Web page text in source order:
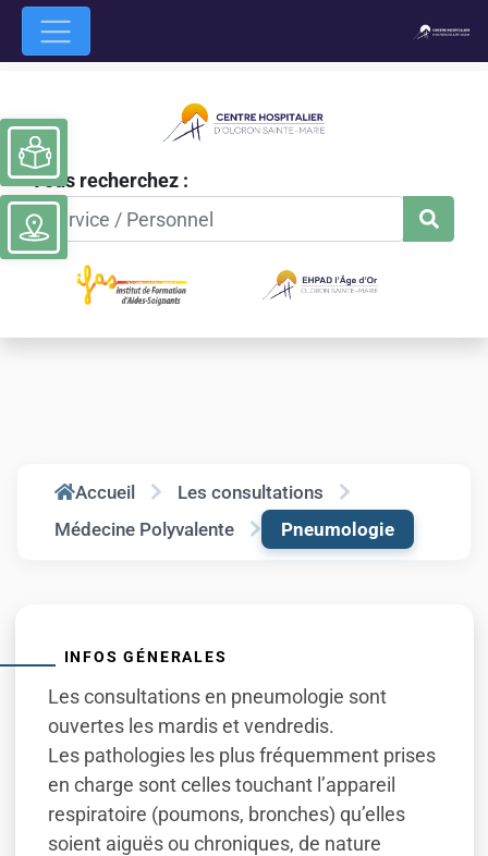
Vous recherchez :
Ouvrir la barre d’outils
Accueil
Les consultations
Médecine Polyvalente
Pneumologie
INFOS GÉNERALES
Les consultations en pneumologie sont
ouvertes les mardis et vendredis.
Les pathologies les plus fréquemment prises
en charge sont celles touchant l’appareil
respiratoire (poumons, bronches) qu’elles
soient aiguës ou chroniques, de nature